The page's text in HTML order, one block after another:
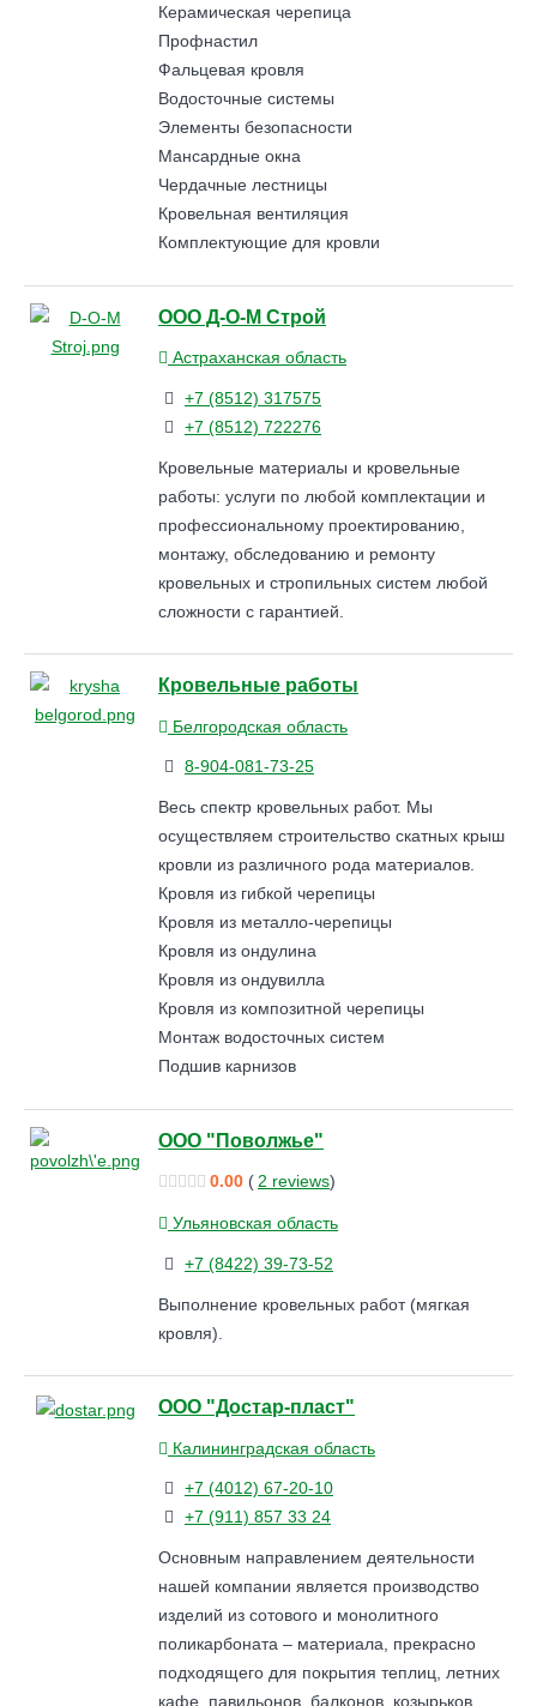
Керамическая черепица
Профнастил
Фальцевая кровля
Водосточные системы
Элементы безопасности
Мансардные окна
Чердачные лестницы
Кровельная вентиляция
Комплектующие для кровли
ООО Д-О-М Строй
Астраханская область
+7 (8512) 317575
+7 (8512) 722276
Кровельные материалы и кровельные
работы: услуги по любой комплектации и
профессиональному проектированию,
монтажу, обследованию и ремонту
кровельных и стропильных систем любой
сложности с гарантией.
Кровельные работы
Белгородская область
8-904-081-73-25
Весь спектр кровельных работ. Мы
осуществляем строительство скатных крыш
кровли из различного рода материалов.
Кровля из гибкой черепицы
Кровля из металло-черепицы
Кровля из ондулина
Кровля из ондувилла
Кровля из композитной черепицы
Монтаж водосточных систем
Подшив карнизов
ООО "Поволжье"
0.00 (2 reviews)
Ульяновская область
+7 (8422) 39-73-52
Выполнение кровельных работ (мягкая
кровля).
ООО "Достар-пласт"
Калининградская область
+7 (4012) 67-20-10
+7 (911) 857 33 24
Основным направлением деятельности
нашей компании является производство
изделий из сотового и монолитного
поликарбоната – материала, прекрасно
подходящего для покрытия теплиц, летних
кафе, павильонов, балконов, козырьков,